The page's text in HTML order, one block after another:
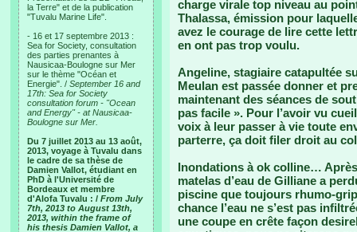
la Terre" et de la publication
"Tuvalu Marine Life".
- 16 et 17 septembre 2013 :
Sea for Society, consultation
des parties prenantes à
Nausicaa-Boulogne sur Mer
sur le thème "Océan et
Energie". / September 16 and
17th: Sea for Society
consultation forum - "Ocean
and Energy" - at Nausicaa-
Boulogne sur Mer.
Du 7 juillet 2013 au 13 août,
2013, voyage à Tuvalu dans
le cadre de sa thèse de
Damien Vallot, étudiant en
PhD à l'Université de
Bordeaux et membre
d'Alofa Tuvalu : / From July
7th, 2013 to August 13th,
2013, within the frame of
his thesis Damien Vallot, a
charge virale top niveau au
Thalassa, émission pour
avez le courage de lire cette
en ont pas trop voulu.
Angeline, stagiaire catapultée
Meulan est passée donner et
maintenant des séances de
pas facile ». Pour l’avoir vu
voix à leur passer à vie toute
parterre, ça doit filer droit au
Inondations à ok colline…
matelas d’eau de Gilliane a
piscine que toujours rhumo-
chance l’eau ne s’est pas
une coupe en crête façon